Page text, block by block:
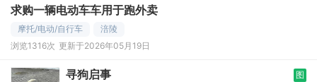
求购一辆电动车车用于跑外卖
摩托/电动/自行车
涪陵
浏览1316次 更新于2026年05月19日
寻狗启事
图